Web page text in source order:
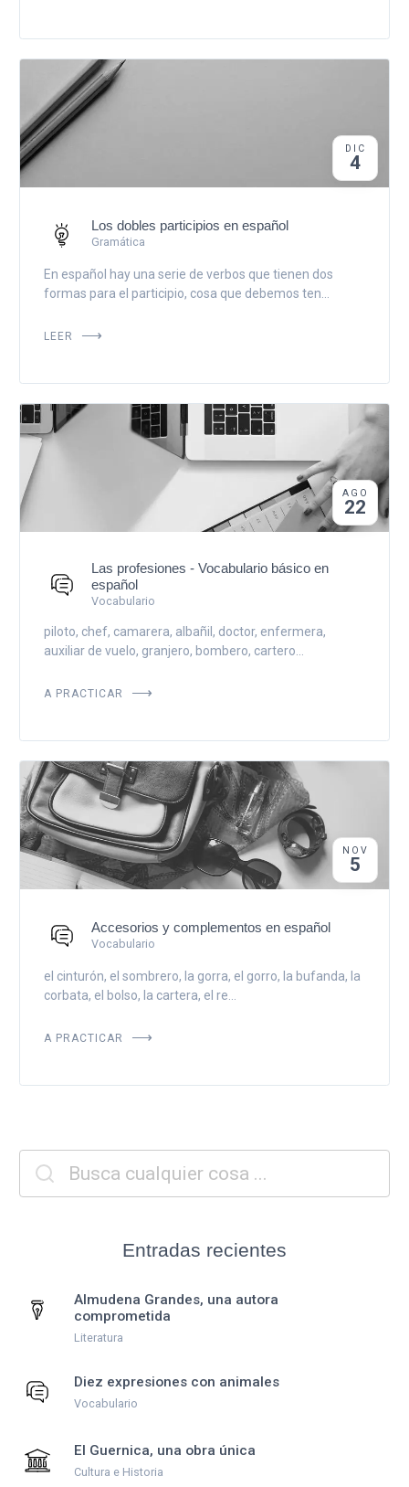
DIC
4
Los dobles participios en español
Gramática
En español hay una serie de verbos que tienen dos
formas para el participio, cosa que debemos ten...
LEER
AGO
22
Las profesiones - Vocabulario básico en
español
Vocabulario
piloto, chef, camarera, albañil, doctor, enfermera,
auxiliar de vuelo, granjero, bombero, cartero...
A PRACTICAR
NOV
5
Accesorios y complementos en español
Vocabulario
el cinturón, el sombrero, la gorra, el gorro, la bufanda, la
corbata, el bolso, la cartera, el re...
A PRACTICAR
Entradas recientes
Almudena Grandes, una autora
comprometida
Literatura
Diez expresiones con animales
Vocabulario
El Guernica, una obra única
Cultura e Historia